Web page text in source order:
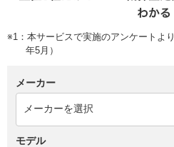
※1：本サービスで実施のアンケートよ
年5月）
メーカー
モデル